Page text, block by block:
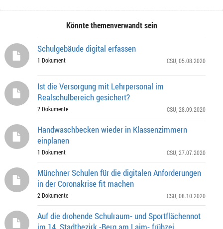
Könnte themenverwandt sein
Schulgebäude digital erfassen
1 Dokument CSU , 05.08.2020
Ist die Versorgung mit Lehrpersonal im
Realschulbereich gesichert?
2 Dokumente CSU , 28.09.2020
Handwaschbecken wieder in Klassenzimmern
einplanen
1 Dokument CSU , 27.07.2020
Münchner Schulen für die digitalen Anforderungen
in der Coronakrise fit machen
2 Dokumente CSU , 08.10.2020
Auf die drohende Schulraum- und Sportflächennot